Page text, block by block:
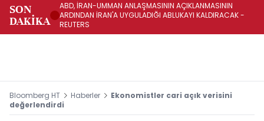
SON
DAKİKA
ABD, İRAN-UMMAN ANLAŞMASININ AÇIKLANMASININ
ARDINDAN İRAN'A UYGULADIĞI ABLUKAYI KALDIRACAK -
REUTERS
Bloomberg HT Haberler
Ekonomistler cari açık verisini
değerlendirdi